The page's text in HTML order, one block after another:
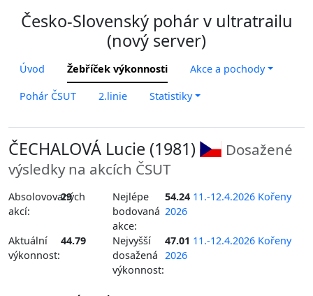
Česko-Slovenský pohár v ultratrailu
(nový server)
Úvod Žebříček výkonnosti Akce a pochody
Pohár ČSUT 2.linie Statistiky
ČECHALOVÁ Lucie (1981)
Dosažené
výsledky na akcích ČSUT
Absolovovaných
akcí:
29
Nejlépe
bodovaná
akce:
54.24 11.-12.4.2026 Kořeny
2026
Aktuální
výkonnost:
44.79
Nejvyšší
dosažená
výkonnost:
47.01 11.-12.4.2026 Kořeny
2026